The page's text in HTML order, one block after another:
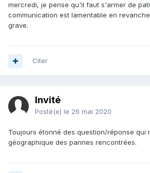
mercredi, je pense qu'il faut s'armer de
communication est lamentable en
grave.
Citer
Invité
Posté(e) le 26 mai 2020
Toujours étonné des question/réponse qui
géographique des pannes rencontrées.